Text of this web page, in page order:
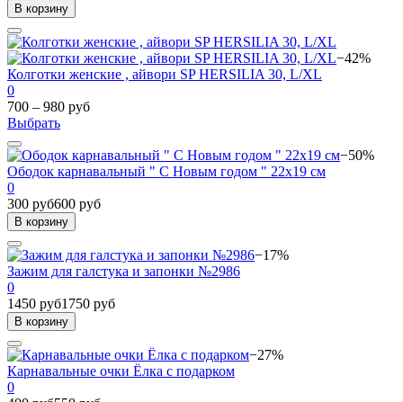
В корзину
−42%
Колготки женские , айвори SP HERSILIA 30, L/XL
0
700 – 980 руб
Выбрать
−50%
Ободок карнавальный " С Новым годом " 22х19 см
0
300 руб600 руб
В корзину
−17%
Зажим для галстука и запонки №2986
0
1450 руб1750 руб
В корзину
−27%
Карнавальные очки Ёлка с подарком
0